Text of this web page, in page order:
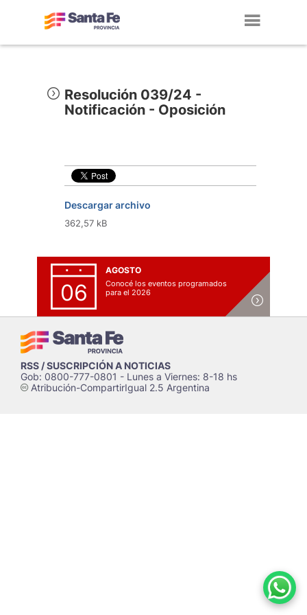
Resolución 039/24 -
Notificación - Oposición
Descargar archivo
362,57 kB
06
AGOSTO
Conocé los eventos programados
para el 2026
RSS / SUSCRIPCIÓN A NOTICIAS
Gob: 0800-777-0801 - Lunes a Viernes: 8-18 hs
cAtribución-CompartirIgual 2.5 Argentina